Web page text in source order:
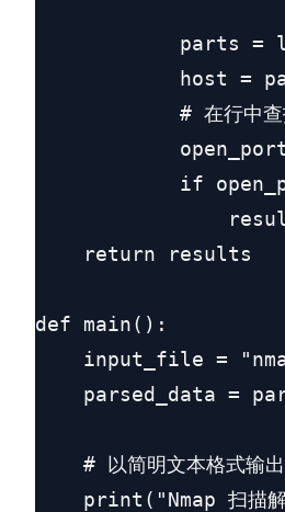
parts =
host =
# 在行中查
if
    return results
def main():
input_file =
parsed_data =
    # 以简明文本格式输出
print("Nmap 扫描解